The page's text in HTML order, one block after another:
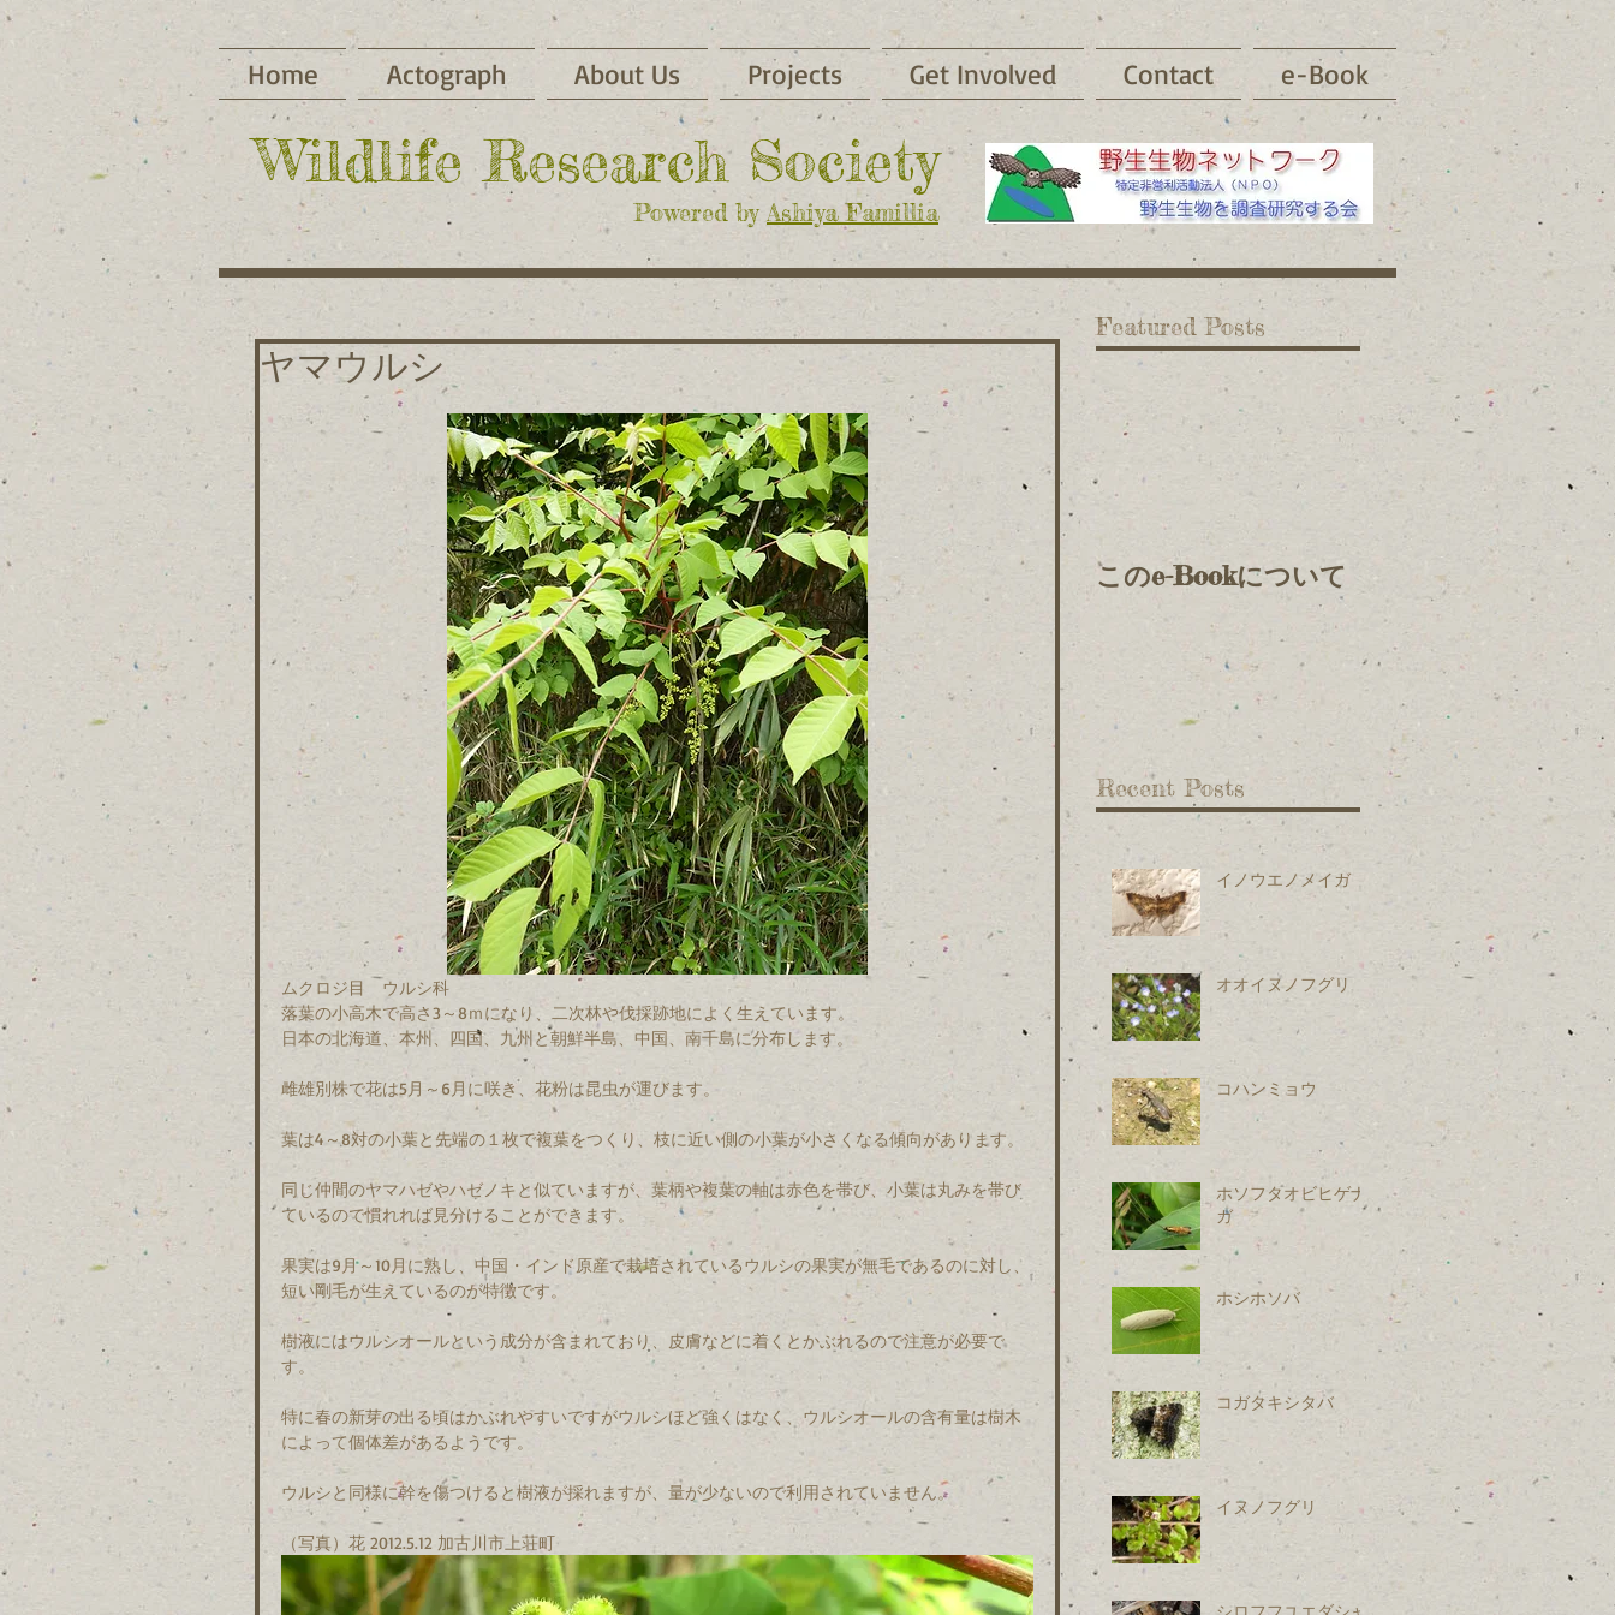
Home Actograph About Us Projects Get Involved Contact e-Book
​Wildlife Research Society
Powered by Ashiya Famillia
ヤマウルシ
ムクロジ目　ウルシ科
落葉の小高木で高さ3～8ｍになり、二次林や伐採跡地によく生えています。
日本の北海道、本州、四国、九州と朝鮮半島、中国、南千島に分布します。
雌雄別株で花は5月～6月に咲き、花粉は昆虫が運びます。
葉は4～8対の小葉と先端の１枚で複葉をつくり、枝に近い側の小葉が小さくなる傾向があります。
同じ仲間のヤマハゼやハゼノキと似ていますが、葉柄や複葉の軸は赤色を帯び、小葉は丸みを帯び
ているので慣れれば見分けることができます。
果実は9月～10月に熟し、中国・インド原産で栽培されているウルシの果実が無毛であるのに対し、
短い剛毛が生えているのが特徴です。
樹液にはウルシオールという成分が含まれており、皮膚などに着くとかぶれるので注意が必要で
す。
特に春の新芽の出る頃はかぶれやすいですがウルシほど強くはなく、ウルシオールの含有量は樹木
によって個体差があるようです。
ウルシと同様に幹を傷つけると樹液が採れますが、量が少ないので利用されていません。
（写真）花 2012.5.12 加古川市上荘町
Featured Posts
このe-Bookについて
Recent Posts
イノウエノメイガ
オオイヌノフグリ
コハンミョウ
ホソフタオビヒゲナ
ガ
ホシホソバ
コガタキシタバ
イヌノフグリ
シロフフユエダシャ